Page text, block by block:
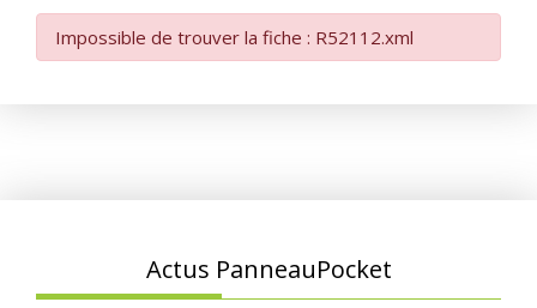
Impossible de trouver la fiche : R52112.xml
Actus PanneauPocket